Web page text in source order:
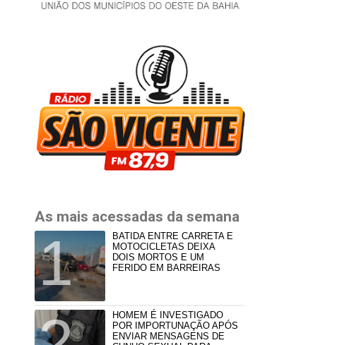
As mais acessadas da semana
BATIDA ENTRE CARRETA E
MOTOCICLETAS DEIXA
DOIS MORTOS E UM
FERIDO EM BARREIRAS
HOMEM É INVESTIGADO
POR IMPORTUNAÇÃO APÓS
ENVIAR MENSAGENS DE